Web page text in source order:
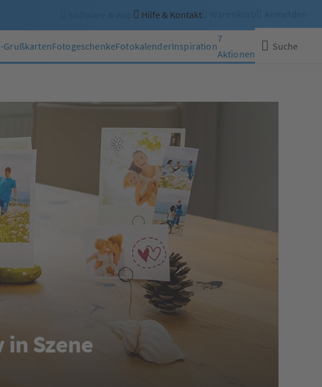
Hilfe & Kontakt
GrußkartenFotogeschenkeFotokalenderInspiration
7
Aktionen
Suche
Szene